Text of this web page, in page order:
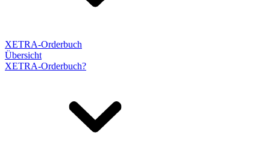
XETRA-Orderbuch
Übersicht
XETRA-Orderbuch?